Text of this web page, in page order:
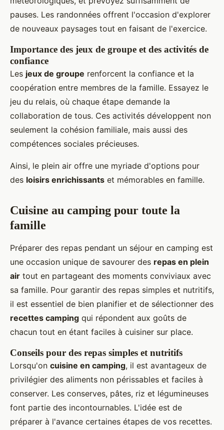
pauses. Les randonnées offrent l'occasion d'explorer
de nouveaux paysages tout en faisant de l'exercice.
Importance des jeux de groupe et des activités de
confiance
Les jeux de groupe renforcent la confiance et la
coopération entre membres de la famille. Essayez le
jeu du relais, où chaque étape demande la
collaboration de tous. Ces activités développent non
seulement la cohésion familiale, mais aussi des
compétences sociales précieuses.
Ainsi, le plein air offre une myriade d'options pour
des loisirs enrichissants et mémorables en famille.
Cuisine au camping pour toute la
famille
Préparer des repas pendant un séjour en camping est
une occasion unique de savourer des repas en plein
air tout en partageant des moments conviviaux avec
sa famille. Pour garantir des repas simples et nutritifs,
il est essentiel de bien planifier et de sélectionner des
recettes camping qui répondent aux goûts de
chacun tout en étant faciles à cuisiner sur place.
Conseils pour des repas simples et nutritifs
Lorsqu'on cuisine en camping, il est avantageux de
privilégier des aliments non périssables et faciles à
conserver. Les conserves, pâtes, riz et légumineuses
font partie des incontournables. L'idée est de
préparer à l'avance certaines étapes de vos recettes.